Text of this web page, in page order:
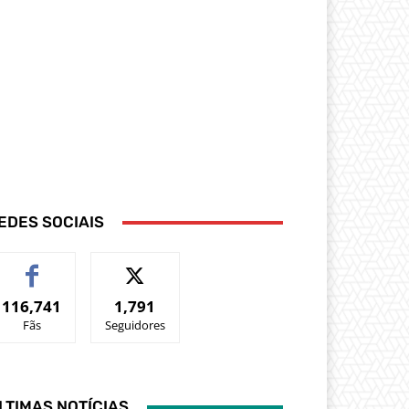
SOCIAIS
116,741
Fãs
1,791
Seguidores